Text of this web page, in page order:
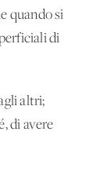
quando si
di
altri;
di avere